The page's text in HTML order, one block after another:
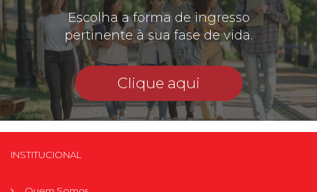
Escolha a forma de ingresso
pertinente à sua fase de vida.
Clique aqui
INSTITUCIONAL